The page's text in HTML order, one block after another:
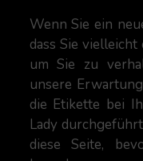
Wenn Sie ein
dass Sie
um Sie zu
unsere
die Etikette bei
Lady
diese Seite,